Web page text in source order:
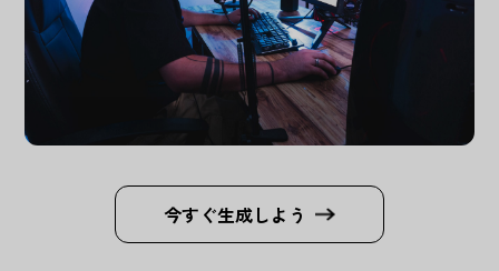
今すぐ生成しよう